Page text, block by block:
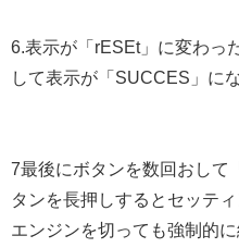
6.表示が「rESEt」に変わっ
して表示が「SUCCES」に
7最後にボタンを数回おして
タンを長押しするとセッテ
エンジンを切っても強制的